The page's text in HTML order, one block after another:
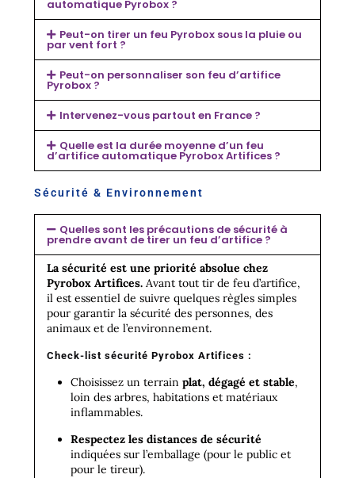
automatique Pyrobox ?
Peut-on tirer un feu Pyrobox sous la pluie ou
par vent fort ?
Peut-on personnaliser son feu d’artifice
Pyrobox ?
Intervenez-vous partout en France ?
Quelle est la durée moyenne d’un feu
d’artifice automatique Pyrobox Artifices ?
Sécurité & Environnement​
Quelles sont les précautions de sécurité à
prendre avant de tirer un feu d’artifice ?
La sécurité est une priorité absolue chez
Pyrobox Artifices. Avant tout tir de feu d’artifice,
il est essentiel de suivre quelques règles simples
pour garantir la sécurité des personnes, des
animaux et de l’environnement.
Check-list sécurité Pyrobox Artifices :
Choisissez un terrain plat, dégagé et stable,
loin des arbres, habitations et matériaux
inflammables.
Respectez les distances de sécurité
indiquées sur l’emballage (pour le public et
pour le tireur).